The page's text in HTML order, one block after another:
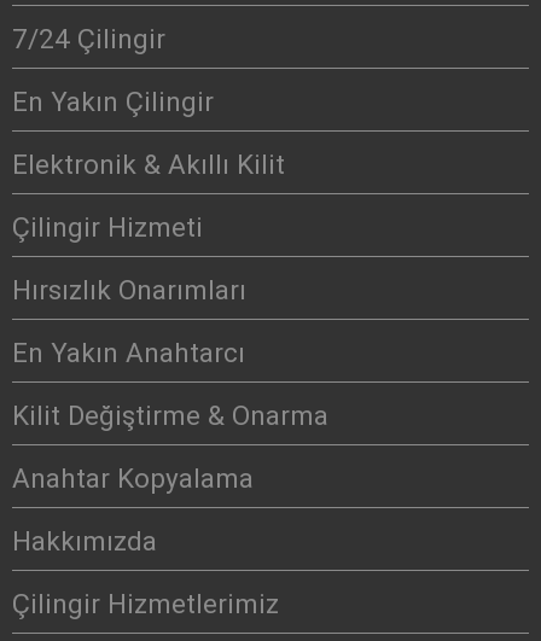
7/24 Çilingir
En Yakın Çilingir
Elektronik & Akıllı Kilit
Çilingir Hizmeti
Hırsızlık Onarımları
En Yakın Anahtarcı
Kilit Değiştirme & Onarma
Anahtar Kopyalama
Hakkımızda
Çilingir Hizmetlerimiz